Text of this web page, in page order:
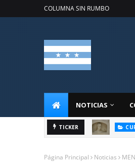
COLUMNA SIN RUMBO
NOTICIAS
TICKER
Página Principal Noticias